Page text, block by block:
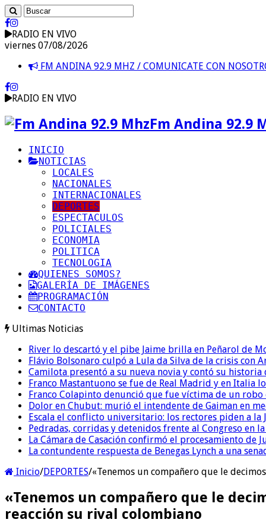
RADIO EN VIVO
viernes 07/08/2026
FM ANDINA 92.9 MHZ / COMUNICATE CON
RADIO EN VIVO
Fm Andina 92.9
INICIO
NOTICIAS
LOCALES
NACIONALES
INTERNACIONALES
DEPORTES
ESPECTACULOS
POLICIALES
ECONOMIA
POLITICA
TECNOLOGIA
QUIENES SOMOS?
GALERÍA DE IMÁGENES
PROGRAMACIÓN
CONTACTO
Ultimas Noticias
River lo descartó y el pibe Jaime brilla en Peñarol de
Flávio Bolsonaro culpó a Lula da Silva de la crisis
Camilota presentó a su nueva novia y contó su
Franco Mastantuono se fue de Real Madrid y en
Franco Colapinto denunció que fue víctima de un
Dolor en Chubut: murió el intendente de Gaiman en
Escala el conflicto universitario: los rectores piden a
Pedradas, corridas y detenidos frente al Congreso en
La Cámara de Casación confirmó el procesamiento
La contundente respuesta de Benegas Lynch a una
Inicio/DEPORTES/«Tenemos un compañero que le
«Tenemos un compañero que le
reacción su rival colombiano